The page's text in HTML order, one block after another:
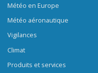
Météo en Europe
Météo aéronautique
Vigilances
Climat
Produits et services